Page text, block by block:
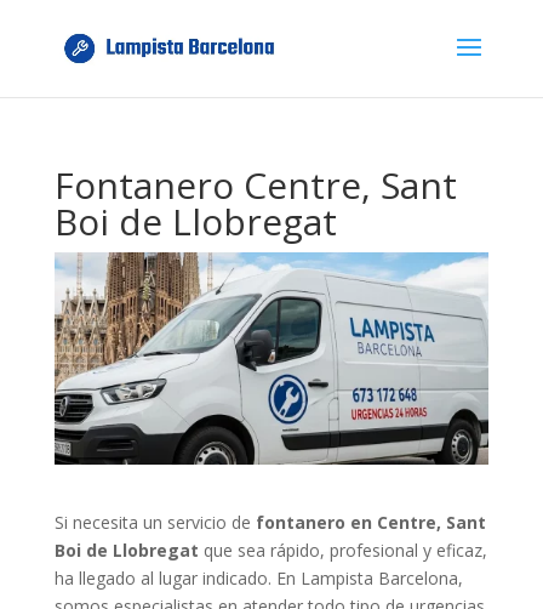
Fontanero Centre, Sant
Boi de Llobregat
Si necesita un servicio de fontanero en Centre, Sant
Boi de Llobregat que sea rápido, profesional y eficaz,
ha llegado al lugar indicado. En Lampista Barcelona,